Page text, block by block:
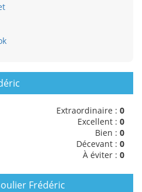
Extraordinaire : 0
Excellent : 0
Bien : 0
Décevant : 0
À éviter : 0
Frédéric